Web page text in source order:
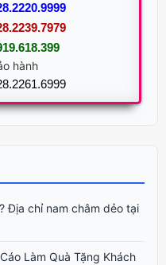
hành
Địa chỉ nam châm dẻo tại
Làm Quà Tặng Khách